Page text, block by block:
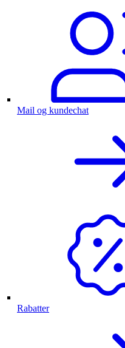
Mail og kundechat
Rabatter